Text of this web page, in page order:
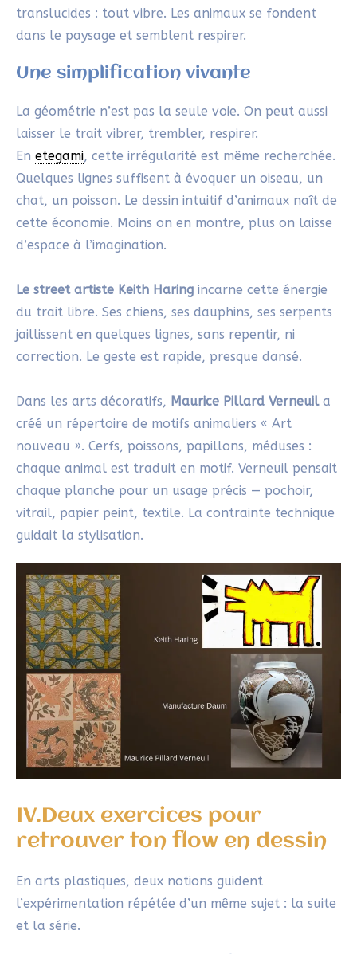
translucides : tout vibre. Les animaux se fondent
dans le paysage et semblent respirer.
Une simplification vivante
La géométrie n’est pas la seule voie. On peut aussi
laisser le trait vibrer, trembler, respirer.
En etegami, cette irrégularité est même recherchée.
Quelques lignes suffisent à évoquer un oiseau, un
chat, un poisson. Le dessin intuitif d’animaux naît de
cette économie. Moins on en montre, plus on laisse
d’espace à l’imagination.
Le street artiste Keith Haring incarne cette énergie
du trait libre. Ses chiens, ses dauphins, ses serpents
jaillissent en quelques lignes, sans repentir, ni
correction. Le geste est rapide, presque dansé.
Dans les arts décoratifs, Maurice Pillard Verneuila
créé un répertoire de motifs animaliers « Art
nouveau ». Cerfs, poissons, papillons, méduses :
chaque animal est traduit en motif. Verneuil pensait
chaque planche pour un usage précis — pochoir,
vitrail, papier peint, textile. La contrainte technique
guidait la stylisation.
IV.Deux exercices pour
retrouver ton flow en dessin
En arts plastiques, deux notions guident
l’expérimentation répétée d’un même sujet : la suite
et la série.